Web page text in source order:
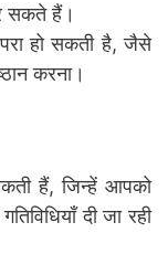
सकते हैं।
हो सकती है, जैसे
करना।
हैं, जिन्हें आपको
दी जा रही